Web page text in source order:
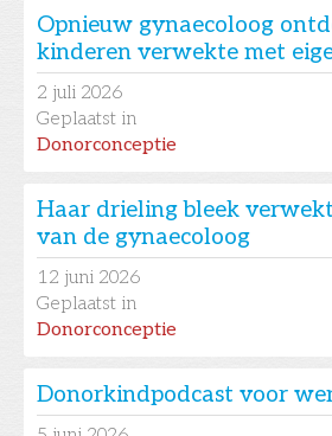
Opnieuw gynaecoloog
kinderen verwekte met
2 juli 2026
Geplaatst in
Donorconceptie
Haar drieling bleek
van de gynaecoloog
12 juni 2026
Geplaatst in
Donorconceptie
Donorkindpodcast voor